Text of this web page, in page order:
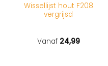
Wissellijst hout F208
vergrijsd
Vanaf 24,99